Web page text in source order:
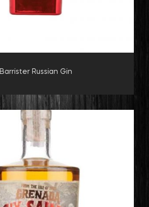
Barrister Russian Gin